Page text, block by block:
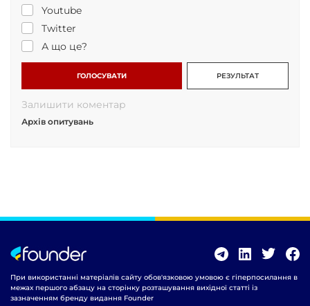
Youtube
Twitter
А що це?
ГОЛОСУВАТИ РЕЗУЛЬТАТ
Залишити коментар
Архів опитувань
При використанні матеріалів сайту обов'язковою умовою є гіперпосилання в
межах першого абзацу на сторінку розташування вихідної статті із
зазначенням бренду видання Founder